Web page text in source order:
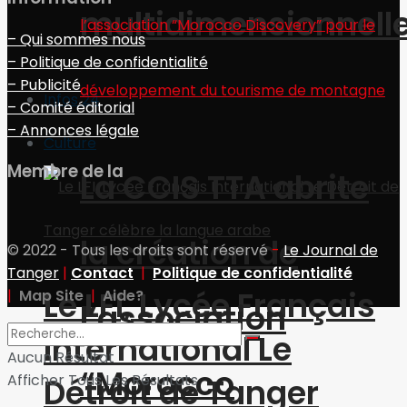
Infos 24
Culture
Le LFI, Lycée Français
International Le
Détroit de Tanger
La CCIS TTA abrite
la création de
l’association
“Morocco
– Qui sommes nous
– Politique de confidentialité
– Publicité
– Comité éditorial
– Annonces légale
Membre de la
© 2022 - Tous les droits sont réservé - Le Journal de
Tanger | Contact | Politique de confidentialité
| Map Site| Aide?
Aucun Résultat
Afficher Tous Les Résultats